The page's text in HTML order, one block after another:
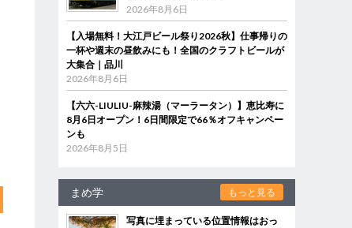
2026年8月6日
【入場無料！大江戸ビール祭り2026秋】仕事帰りの
一杯や週末の昼飲みにも！全国のクラフトビールが
大集合｜品川
2026年8月6日
【六六-LIULIU-麻辣湯（マーラータン）】恵比寿に
8月6日オープン！6日間限定で66％オフキャンペー
ンも
2026年8月5日
まめ学 もっと見る
写真に埋まっている位置情報はおっ